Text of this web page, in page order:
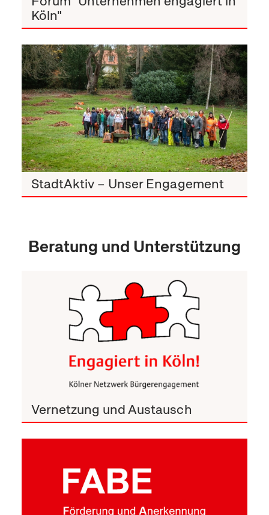
Forum "Unternehmen engagiert in
Köln"
StadtAktiv – Unser Engagement
Beratung und Unterstützung
Vernetzung und Austausch